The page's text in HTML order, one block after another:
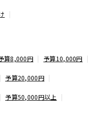
算8,000円 予算10,000円
予算20,000円
予算50,000円以上